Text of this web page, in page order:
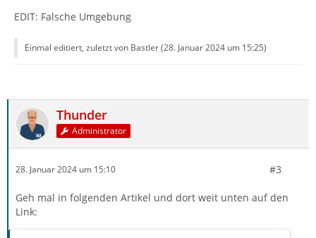
EDIT: Falsche Umgebung
Einmal editiert, zuletzt von Bastler (28. Januar 2024 um 15:25)
Thunder
Administrator
28. Januar 2024 um 15:10 #3
Geh mal in folgenden Artikel und dort weit unten auf den
Link: